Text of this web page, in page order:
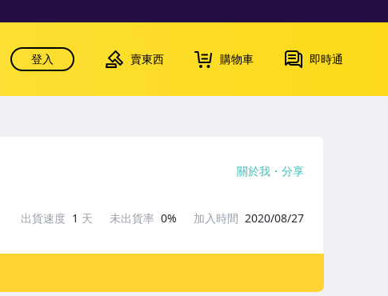
登入 賣東西 購物車 即時通
關於我 分享
出貨速度 1 天 未出貨率 0% 加入時間 2020/08/27